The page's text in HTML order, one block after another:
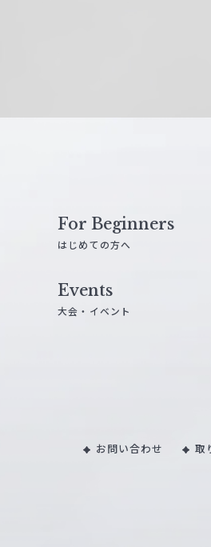
For Beginners
はじめての方へ
Events
大会・イベント
お問い合わせ 取